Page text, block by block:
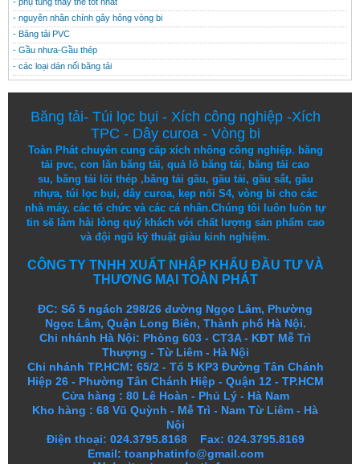
- nguyên nhân chính gây hỏng vòng bi
- Băng tải PVC
- Gầu nhưa-Gầu thép
- các loại dán nối băng tải
Băng tải- Túi lọc bụi - Xích công nghiệp-Xích
TPC - Dây curoa - Vòng bi
Toàn Phát chuyên cung cấp xích nhông công nghiệp, băng
tải pvc,con lăn băng tải,quả lô băng tải, băng tải cao
su, băng tải lõi thép,băng tải gầu, gầu tải, gầu sắt, gầu
nhựa, túi lọc bụi, dây curoa, kẹp nối S4, vòng bi cho các
nhà máy, các tổ chức và các cá nhân.Chúng tôi luôn luôn tự
tin sẽ làm hài lòng quý khách với chất lượng sảnphẩm cao
và đội ngũ kỹ thuật giàu kinh nghiệm.
CÔNG TY TNHH XUẤT NHẬP KHẨU ĐẦU TƯ VÀ
THƯƠNG MẠI TOÀN PHÁT
ĐC: Số 5 ngách 298/26 đường Ngọc Lâm, Phường
Ngọc Lâm, Quận Long Biên, Thành phố Hà Nội.
Chi nhánh Hà Nội: Phòng 603 - CT3A - KĐT Mễ Trì
Thượng - Từ Liêm - Hà Nội
Chi nhánh TP.HCM: 65/2 - Tổ 5 KP3 Đường Tân Chánh
Hiệp 26 - Phường Tân Chánh Hiệp - Quận 12 - TP.HCM
Cửa hàng : 80 Lê Hoàn - Phủ Lý - Hà Nam
Kho hàng :68 Vũ Quỳnh - Mễ Trì - Nam Từ Liêm - Hà
Nội
Điện thoại: 024.3795.8168 Fax: 024.3795.8169
Email: toanphatinfo@gmail.com